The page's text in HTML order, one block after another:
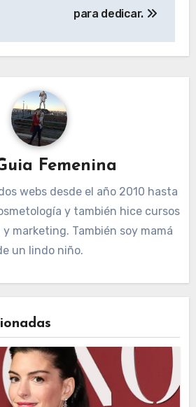
para dedicar.
Femenina
webs desde el año 2010 hasta
y también hice cursos
marketing. También soy mamá
un lindo niño.